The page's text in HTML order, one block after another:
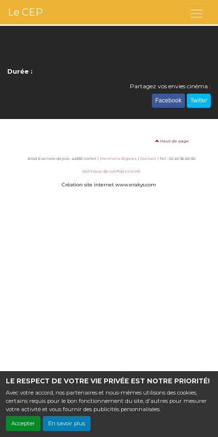
LE RESPECT DE VOTRE VIE PRIVÉE EST NOTRE PRIORITÉ!
Avec votre accord, nos partenaires et nous-mêmes utilisons des cookies,
certains requis pour le bon fonctionnement du site, d'autres pour mesurer
votre activité et vous fournir des publicités personnalisées.
Accepter En savoir plus
Le CEP
Durée :
Partagez vos envies cinéma :
Facebook Twitter
Haut de page
8 bd Evariste dejoie, 44330 Vallet | Mentions légales| Contact | Tel : 02 40 36 60 82
Politique de confidentialité
Création site internet www.erakys.com